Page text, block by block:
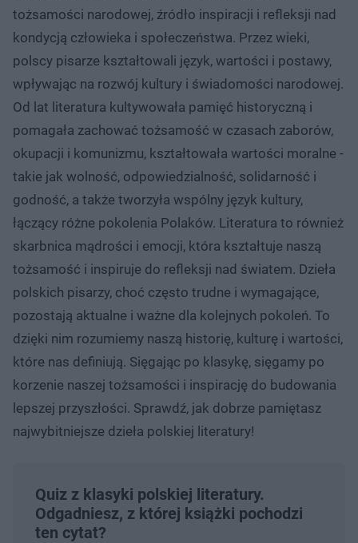
tożsamości narodowej, źródło inspiracji i refleksji nad
kondycją człowieka i społeczeństwa. Przez wieki,
polscy pisarze kształtowali język, wartości i postawy,
wpływając na rozwój kultury i świadomości narodowej.
Od lat literatura kultywowała pamięć historyczną i
pomagała zachować tożsamość w czasach zaborów,
okupacji i komunizmu, kształtowała wartości moralne -
takie jak wolność, odpowiedzialność, solidarność i
godność, a także tworzyła wspólny język kultury,
łączący różne pokolenia Polaków. Literatura to również
skarbnica mądrości i emocji, która kształtuje naszą
tożsamość i inspiruje do refleksji nad światem. Dzieła
polskich pisarzy, choć często trudne i wymagające,
pozostają aktualne i ważne dla kolejnych pokoleń. To
dzięki nim rozumiemy naszą historię, kulturę i wartości,
które nas definiują. Sięgając po klasykę, sięgamy po
korzenie naszej tożsamości i inspirację do budowania
lepszej przyszłości. Sprawdź, jak dobrze pamiętasz
najwybitniejsze dzieła polskiej literatury!
Quiz z klasyki polskiej literatury.
Odgadniesz, z której książki pochodzi
ten cytat?